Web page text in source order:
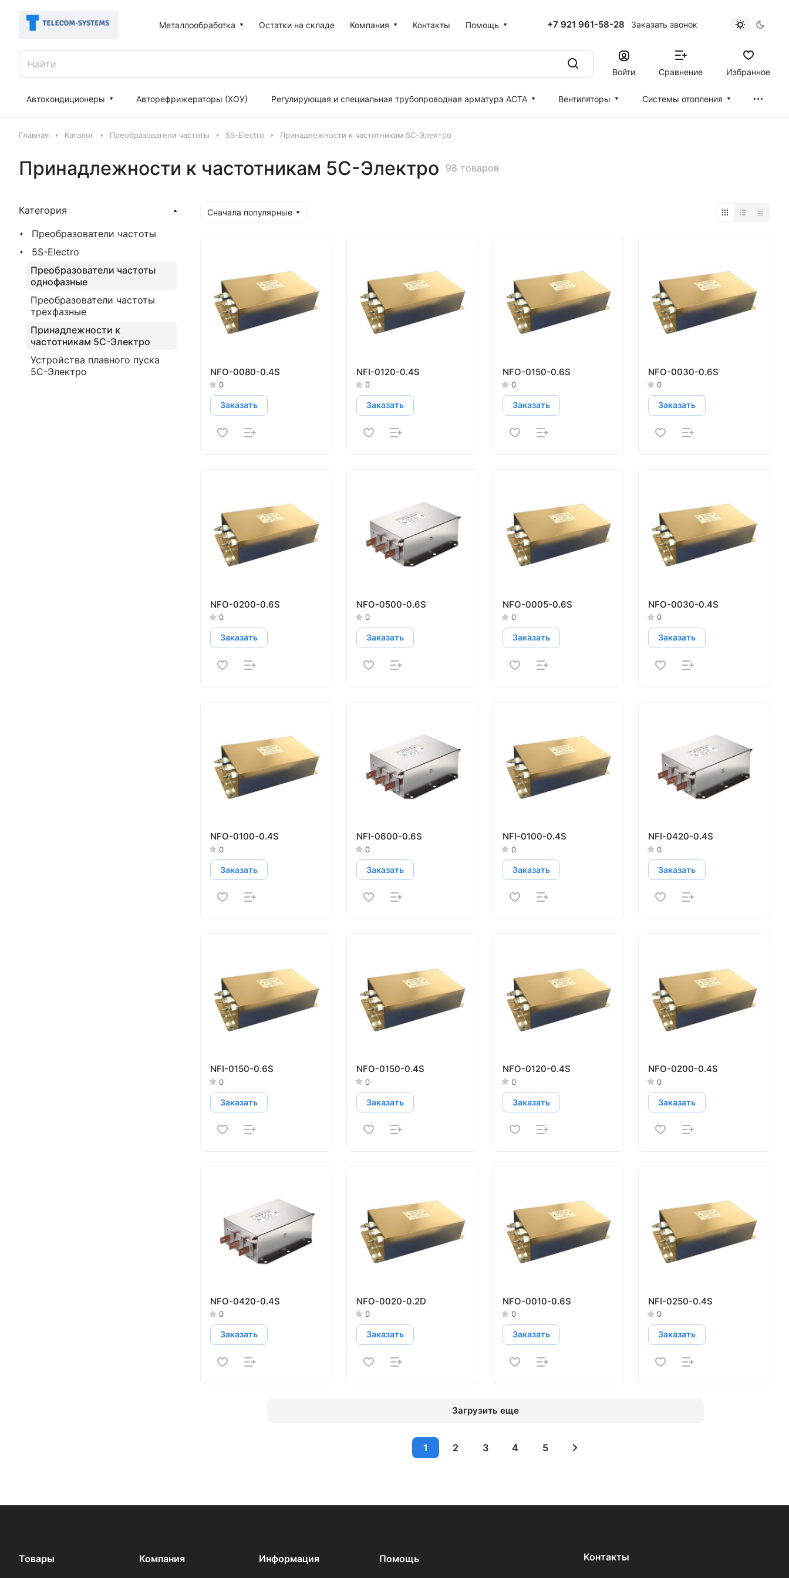
Металлообработка Остатки на складе Компания Контакты Помощь +7 921 961-58-28 Заказать звонок
Войти Сравнение Избранное
Автокондиционеры Авторефрижераторы (ХОУ) Регулирующая и специальная трубопроводная арматура АСТА Вентиляторы Cистемы отопления
Главная Каталог Преобразователи частоты 5S-Electro Принадлежности к частотникам 5С-Электро
Принадлежности к частотникам 5С-Электро 98 товаров
Сначала популярные
NFO-0080-0.4S
0
Заказать
NFI-0120-0.4S
0
Заказать
NFO-0150-0.6S
0
Заказать
NFO-0030-0.6S
0
Заказать
NFO-0200-0.6S
0
Заказать
NFO-0500-0.6S
0
Заказать
NFO-0005-0.6S
0
Заказать
NFO-0030-0.4S
0
Заказать
NFO-0100-0.4S
0
Заказать
NFI-0600-0.6S
0
Заказать
NFI-0100-0.4S
0
Заказать
NFI-0420-0.4S
0
Заказать
NFI-0150-0.6S
0
Заказать
NFO-0150-0.4S
0
Заказать
NFO-0120-0.4S
0
Заказать
NFO-0200-0.4S
0
Заказать
NFO-0420-0.4S
0
Заказать
NFO-0020-0.2D
0
Заказать
NFO-0010-0.6S
0
Заказать
NFI-0250-0.4S
0
Заказать
Загрузить еще
1 2 3 4 5
Категория
Преобразователи частоты
5S-Electro
Преобразователи частоты
однофазные
Преобразователи частоты
трехфазные
Принадлежности к
частотникам 5С-Электро
Устройства плавного пуска
5С-Электро
Товары Компания Информация Помощь Контакты